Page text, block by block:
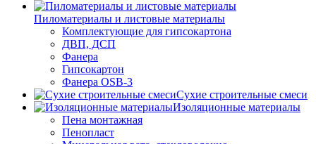
Пиломатериалы и листовые материалы
Комплектующие для гипсокартона
ДВП, ДСП
Фанера
Гипсокартон
Фанера OSB-3
Сухие строительные смеси
Изоляционные материалы
Пена монтажная
Пенопласт